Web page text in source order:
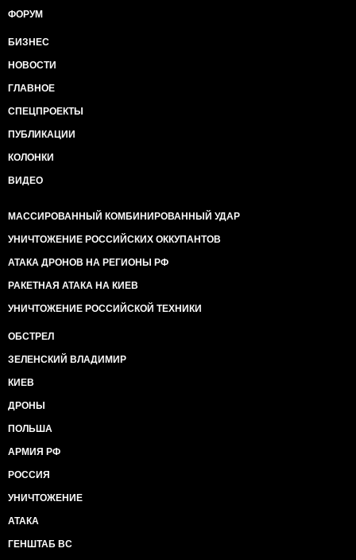
ФОРУМ
БИЗНЕС
НОВОСТИ
ГЛАВНОЕ
СПЕЦПРОЕКТЫ
ПУБЛИКАЦИИ
КОЛОНКИ
ВИДЕО
МАССИРОВАННЫЙ КОМБИНИРОВАННЫЙ УДАР
УНИЧТОЖЕНИЕ РОССИЙСКИХ ОККУПАНТОВ
АТАКА ДРОНОВ НА РЕГИОНЫ РФ
РАКЕТНАЯ АТАКА НА КИЕВ
УНИЧТОЖЕНИЕ РОССИЙСКОЙ ТЕХНИКИ
ОБСТРЕЛ
ЗЕЛЕНСКИЙ ВЛАДИМИР
КИЕВ
ДРОНЫ
ПОЛЬША
АРМИЯ РФ
РОССИЯ
УНИЧТОЖЕНИЕ
АТАКА
ГЕНШТАБ ВС